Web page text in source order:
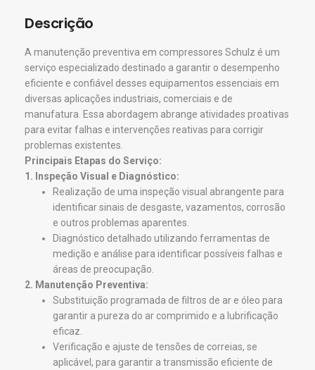
Descrição
A manutenção preventiva em compressores Schulz é um
serviço especializado destinado a garantir o desempenho
eficiente e confiável desses equipamentos essenciais em
diversas aplicações industriais, comerciais e de
manufatura. Essa abordagem abrange atividades proativas
para evitar falhas e intervenções reativas para corrigir
problemas existentes.
Principais Etapas do Serviço:
1. Inspeção Visual e Diagnóstico:
Realização de uma inspeção visual abrangente para
identificar sinais de desgaste, vazamentos, corrosão
e outros problemas aparentes.
Diagnóstico detalhado utilizando ferramentas de
medição e análise para identificar possíveis falhas e
áreas de preocupação.
2. Manutenção Preventiva:
Substituição programada de filtros de ar e óleo para
garantir a pureza do ar comprimido e a lubrificação
eficaz.
Verificação e ajuste de tensões de correias, se
aplicável, para garantir a transmissão eficiente de